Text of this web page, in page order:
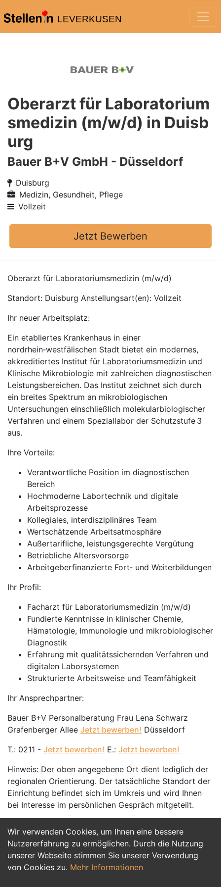
LEVERKUSEN
Wir verwenden Cookies, um Ihnen eine bessere
Nutzererfahrung zu ermöglichen. Durch die Nutzung
unserer Webseite stimmen Sie unserer Verwendung
von Cookies zu. Mehr Informationen
Oberarzt für Laboratorium
smedizin (m/w/d) in Duisb
urg
Bauer B+V GmbH - Düsseldorf
Duisburg
Medizin, Gesundheit, Pflege
Vollzeit
Jetzt Bewerben
Oberarzt für Laboratoriumsmedizin (m/w/d)
Standort: Duisburg Anstellungsart(en): Vollzeit
Ihr neuer Arbeitsplatz:
Ein etabliertes Krankenhaus in einer
nordrhein‑westfälischen Stadt bietet ein modernes,
akkreditiertes Institut für Laboratoriumsmedizin und
Klinische Mikrobiologie mit zahlreichen diagnostischen
Leistungsbereichen. Das Institut zeichnet sich durch
ein breites Spektrum an mikrobiologischen
Untersuchungen einschließlich molekularbiologischer
Verfahren und einem Speziallabor der Schutzstufe 3
aus.
Ihre Vorteile:
Verantwortliche Position im diagnostischen
Bereich
Hochmoderne Labortechnik und digitale
Arbeitsprozesse
Kollegiales, interdisziplinäres Team
Wertschätzende Arbeitsatmosphäre
Außertarifliche, leistungsgerechte Vergütung
Betriebliche Altersvorsorge
Arbeitgeberfinanzierte Fort‑ und Weiterbildungen
Ihr Profil:
Facharzt für Laboratoriumsmedizin (m/w/d)
Fundierte Kenntnisse in klinischer Chemie,
Hämatologie, Immunologie und mikrobiologischer
Diagnostik
Erfahrung mit qualitätssichernden Verfahren und
digitalen Laborsystemen
Strukturierte Arbeitsweise und Teamfähigkeit
Ihr Ansprechpartner:
Bauer B+V Personalberatung Frau Lena Schwarz
Grafenberger Allee Jetzt bewerben! Düsseldorf
T.: 0211 - Jetzt bewerben! E.: Jetzt bewerben!
Hinweis: Der oben angegebene Ort dient lediglich der
regionalen Orientierung. Der tatsächliche Standort der
Einrichtung befindet sich im Umkreis und wird Ihnen
bei Interesse im persönlichen Gespräch mitgeteilt.
Jetzt Bewerben